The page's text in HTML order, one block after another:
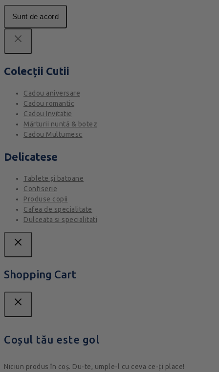
Sunt de acord
Colecții Cutii
Cadou aniversare
Cadou romantic
Cadou Invitatie
Mărturii nuntă & botez
Cadou Multumesc
Delicatese
Tablete și batoane
Confiserie
Produse copii
Cafea de specialitate
Dulceata si specialitati
Shopping Cart
Coșul tău este gol
Niciun produs în coș. Du-te, umple-l cu ceva ce-ți place!